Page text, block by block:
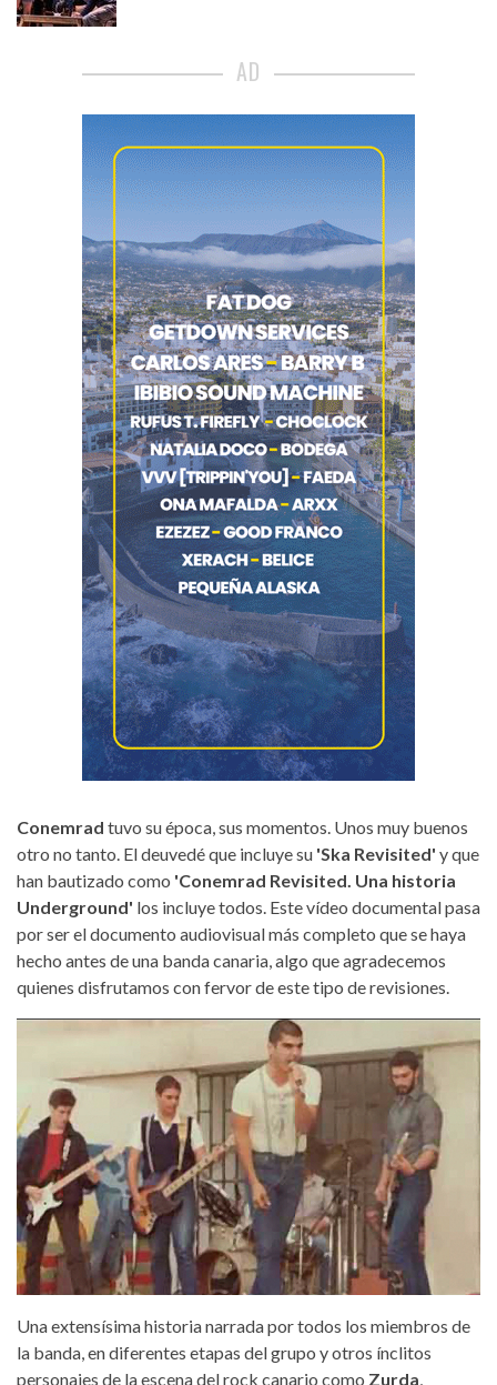
AD
Conemrad tuvo su época, sus momentos. Unos muy buenos
otro no tanto. El deuvedé que incluye su 'Ska Revisited' y que
han bautizado como 'Conemrad Revisited. Una historia
Underground' los incluye todos. Este vídeo documental pasa
por ser el documento audiovisual más completo que se haya
hecho antes de una banda canaria, algo que agradecemos
quienes disfrutamos con fervor de este tipo de revisiones.
Una extensísima historia narrada por todos los miembros de
la banda, en diferentes etapas del grupo y otros ínclitos
personajes de la escena del rock canario como Zurda,